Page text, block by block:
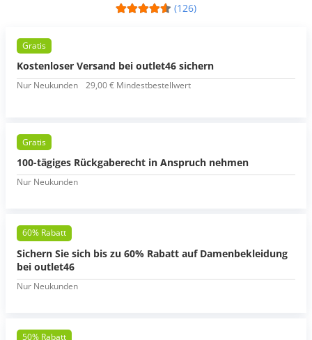
(126)
Gratis
Kostenloser Versand bei outlet46 sichern
Nur Neukunden 29,00 € Mindestbestellwert
Gratis
100-tägiges Rückgaberecht in Anspruch nehmen
Nur Neukunden
60% Rabatt
Sichern Sie sich bis zu 60% Rabatt auf Damenbekleidung
bei outlet46
Nur Neukunden
50% Rabatt